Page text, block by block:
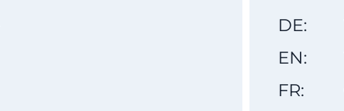
DE:
EN:
FR: